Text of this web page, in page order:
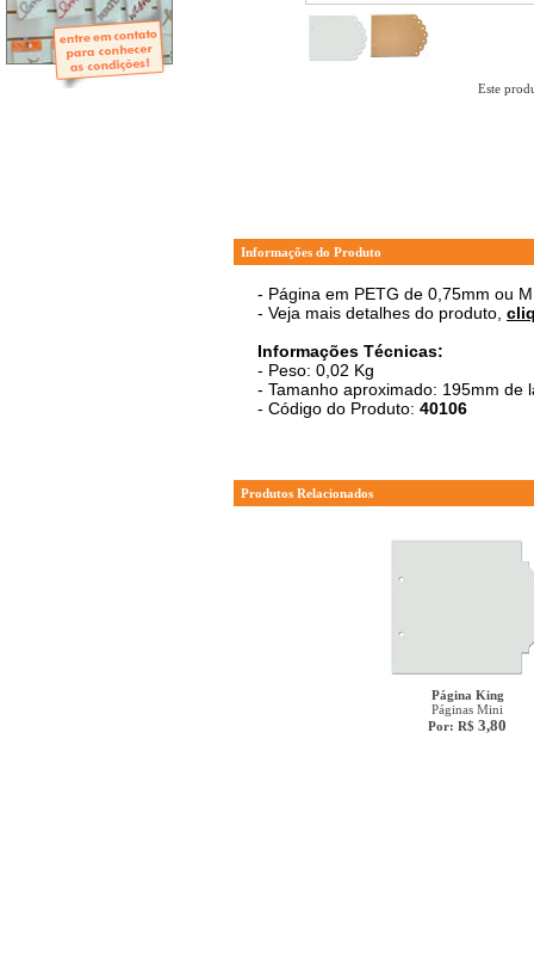
- Mini-Álbuns
- Páginas Mini
- Páginas Scrap
- Argolas
Este
Informações do Produto
- Página em PETG de 0,75mm ou
- Veja mais detalhes do produto,
Informações Técnicas:
- Peso: 0,02 Kg
- Tamanho aproximado: 195mm de
- Código do Produto: 40106
Produtos Relacionados
Página King
Páginas Mini
Por: R$ 3,80